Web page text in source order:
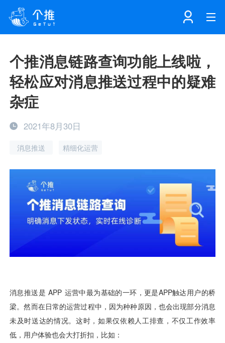
产品
个知·智能工作站
个知·智能运营AIBI
消息推送
用户运营
AI应用工坊
海外推送
解决方案
个知·智能工作站
互联网增长
品牌营销
城市治理
大数据精准宣防
开发者中心
SDK下载
文档中心
合规指南
我的开发者中心
数据工坊
个推学堂
了解我们
公司简介
新闻动态
注册 登录
个推消息链路查询功能上线啦，
轻松应对消息推送过程中的疑难
杂症
2021年8月30日
消息推送 精细化运营